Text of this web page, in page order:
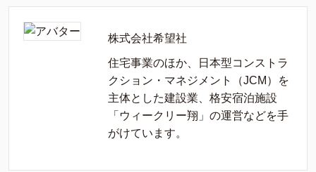
株式会社希望社
住宅事業のほか、日本型コンストラ
クション・マネジメント（JCM）を
主体とした建設業、格安宿泊施設
「ウィークリー翔」の運営などを手
がけています。